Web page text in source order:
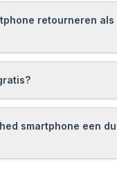
retourneren
smartphone een